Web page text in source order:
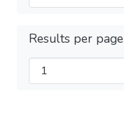
Results per page